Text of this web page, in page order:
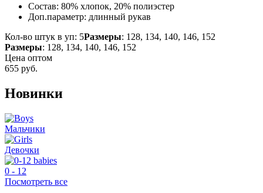
Состав: 80% хлопок, 20% полиэстер
Доп.параметр: длинный рукав
Кол-во штук в уп: 5Размеры: 128, 134, 140, 146, 152
Размеры: 128, 134, 140, 146, 152
Цена оптом
655 руб.
Новинки
Мальчики
Девочки
0 - 12
Посмотреть все